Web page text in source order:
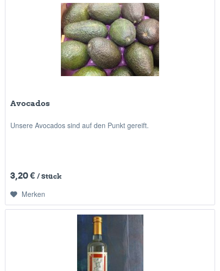
Avocados
Unsere Avocados sind auf den Punkt gereift.
3,20 €/ Stück
Merken